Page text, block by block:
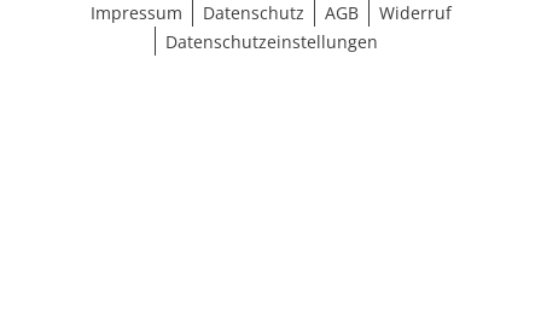
Impressum
Datenschutz AGB
Widerruf
Datenschutzeinstellungen